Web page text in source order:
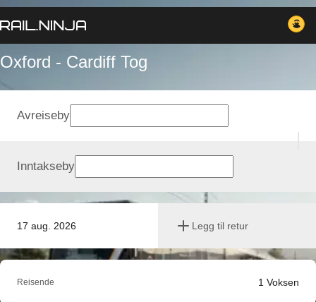
Oxford - Cardiff Tog
17 aug. 2026 Legg til retur
Avreiseby
Inntakseby
Reisende 1 Voksen